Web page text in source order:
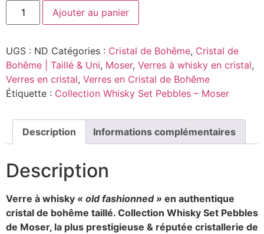
Ajouter au panier
UGS : ND Catégories : Cristal de Bohême, Cristal de
Bohême | Taillé & Uni, Moser, Verres à whisky en cristal,
Verres en cristal, Verres en Cristal de Bohême
Étiquette : Collection Whisky Set Pebbles – Moser
Description Informations complémentaires
Description
Verre à whisky « old fashionned » en authentique
cristal de bohême taillé. Collection Whisky Set Pebbles
de Moser, la plus prestigieuse & réputée cristallerie de